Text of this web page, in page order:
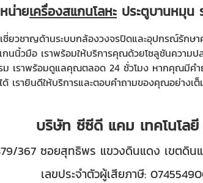
น่ายเครื่องสแกนโลหะ ประตูบานหมุน
ยวชาญด้านระบบกล้องวงจรปิดและอุปกรณ์รักษ
กนนิ้วมือ เราพร้อมให้บริการคุณด้วยโซลูชันความ
ม เราพร้อมดูแลคุณตลอด 24 ชั่วโมง หากคุณมีค
เรายินดีให้บริการและตอบคำถามของคุณอย่าง
บริษัท ซีซีดี แคม เทคโนโล
367 ซอยสุทธิพร แขวงดินแดง เขตดิน
เลขประจำตัวผู้เสียภาษี: